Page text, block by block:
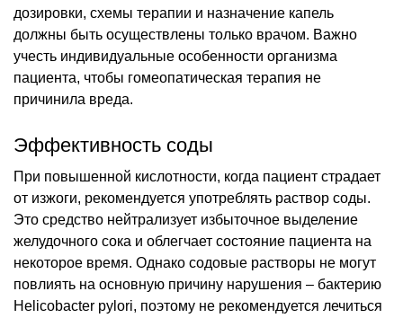
дозировки, схемы терапии и назначение капель
должны быть осуществлены только врачом. Важно
учесть индивидуальные особенности организма
пациента, чтобы гомеопатическая терапия не
причинила вреда.
Эффективность соды
При повышенной кислотности, когда пациент страдает
от изжоги, рекомендуется употреблять раствор соды.
Это средство нейтрализует избыточное выделение
желудочного сока и облегчает состояние пациента на
некоторое время. Однако содовые растворы не могут
повлиять на основную причину нарушения – бактерию
Helicobacter pylori, поэтому не рекомендуется лечиться